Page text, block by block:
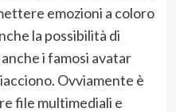
emozioni a coloro
la possibilità di
i famosi avatar
Ovviamente è
file multimediali e